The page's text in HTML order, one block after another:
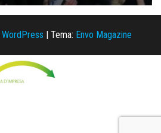
WordPress | Tema: Envo Magazine